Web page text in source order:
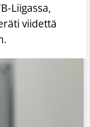
Liigassa,
viidettä